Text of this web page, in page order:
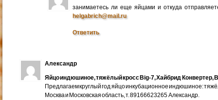
занимаетесь ли еще яйцами и откуда
helgabrich@mail.ru
Ответить
Александр
Яйцо индюшиное, тяжёлый кросс Big-7, Хайбрид Конвертер,
Предлагаем круглый год яйцо инкубационное индюшиное:
Москва и Московская область, т. 89166623265 Александр.